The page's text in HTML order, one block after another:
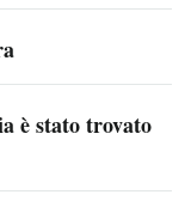
è stato trovato